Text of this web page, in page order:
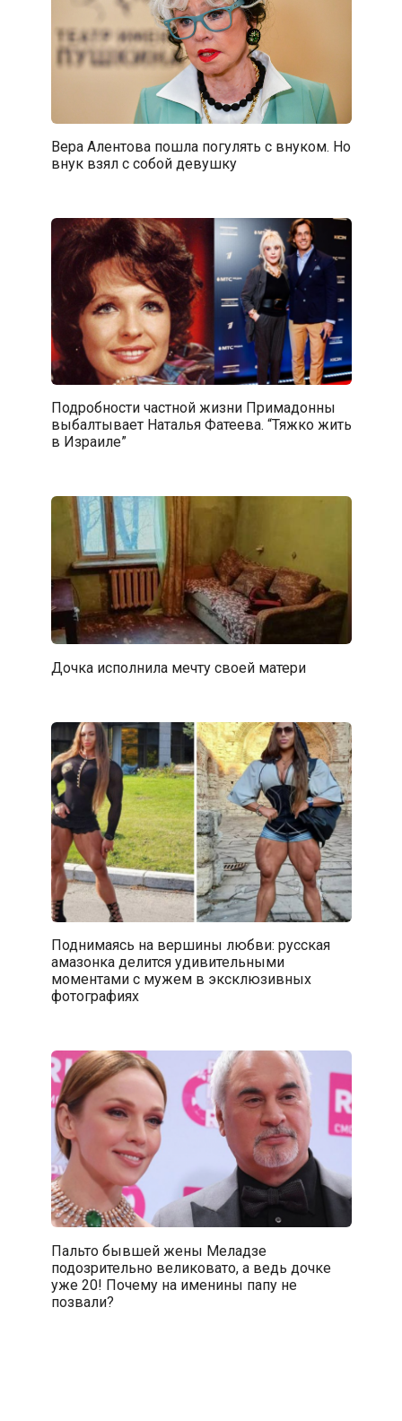
Вера Алентова пошла погулять с внуком. Но
внук взял с собой девушку
Подробности частной жизни Примадонны
выбалтывает Наталья Фатеева. “Тяжко жить
в Израиле”
Дочка исполнила мечту своей матери
Поднимаясь на вершины любви: русская
амазонка делится удивительными
моментами с мужем в эксклюзивных
фотографиях
Пальто бывшей жены Меладзе
подозрительно великовато, а ведь дочке
уже 20! Почему на именины папу не
позвали?